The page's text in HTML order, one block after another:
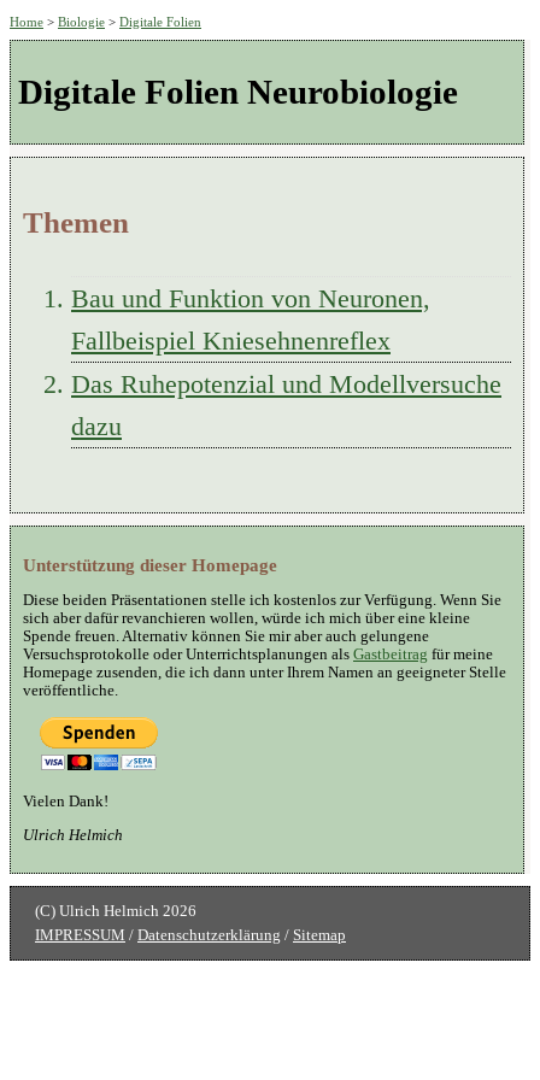
Home > Biologie > Digitale Folien
Digitale Folien Neurobiologie
Themen
Bau und Funktion von Neuronen,
Fallbeispiel Kniesehnenreflex
Das Ruhepotenzial und Modellversuche
dazu
Unterstützung dieser Homepage
Diese beiden Präsentationen stelle ich kostenlos zur Verfügung. Wenn Sie
sich aber dafür revanchieren wollen, würde ich mich über eine kleine
Spende freuen. Alternativ können Sie mir aber auch gelungene
Versuchsprotokolle oder Unterrichtsplanungen als Gastbeitrag für meine
Homepage zusenden, die ich dann unter Ihrem Namen an geeigneter Stelle
veröffentliche.
Vielen Dank!
Ulrich Helmich
IMPRESSUM / Datenschutzerklärung / Sitemap